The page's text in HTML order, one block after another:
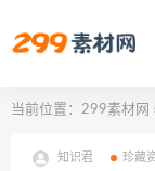
当前位置： 299素材网
知识君 珍藏